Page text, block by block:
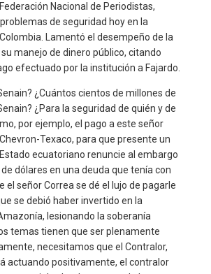
Nacional de Periodistas,
de seguridad hoy en la
Lamentó el desempeño de la
manejo de dinero público, citando
efectuado por la institución a Fajardo.
¿Cuántos cientos de millones de
¿Para la seguridad de quién y de
por ejemplo, el pago a este señor
Texaco, para que presente un
ecuatoriano renuncie al embargo
dólares en una deuda que tenía con
el señor Correa se dé el lujo de pagarle
se debió haber invertido en la
lesionando la soberanía
temas tienen que ser plenamente
necesitamos que el Contralor,
actuando positivamente, el contralor